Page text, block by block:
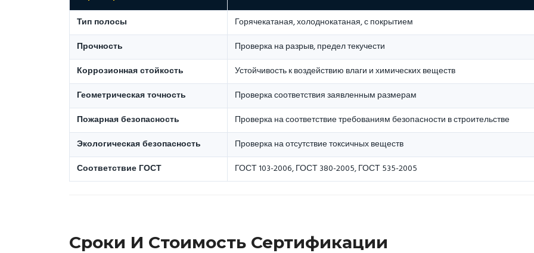
Тип полосы
Горячекатаная, холоднокатаная, с покрытием
Прочность
Проверка на разрыв, предел текучести
Коррозионная стойкость
Устойчивость к воздействию влаги и химических веществ
Геометрическая точность
Проверка соответствия заявленным размерам
Пожарная безопасность
Проверка на соответствие требованиям безопасности в строительстве
Экологическая безопасность
Проверка на отсутствие токсичных веществ
Соответствие ГОСТ
ГОСТ 103-2006, ГОСТ 380-2005, ГОСТ 535-2005
Сроки И Стоимость Сертификации